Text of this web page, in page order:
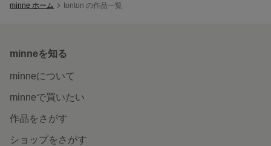
minne ホーム tonton の作品一覧
minneを知る
minneについて
minneで買いたい
作品をさがす
ショップをさがす